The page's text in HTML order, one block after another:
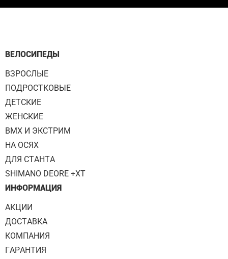
ВЕЛОСИПЕДЫ
ВЗРОСЛЫЕ
ПОДРОСТКОВЫЕ
ДЕТСКИЕ
ЖЕНСКИЕ
BMX И ЭКСТРИМ
НА ОСЯХ
ДЛЯ СТАНТА
SHIMANO DEORE +XT
ИНФОРМАЦИЯ
АКЦИИ
ДОСТАВКА
КОМПАНИЯ
ГАРАНТИЯ